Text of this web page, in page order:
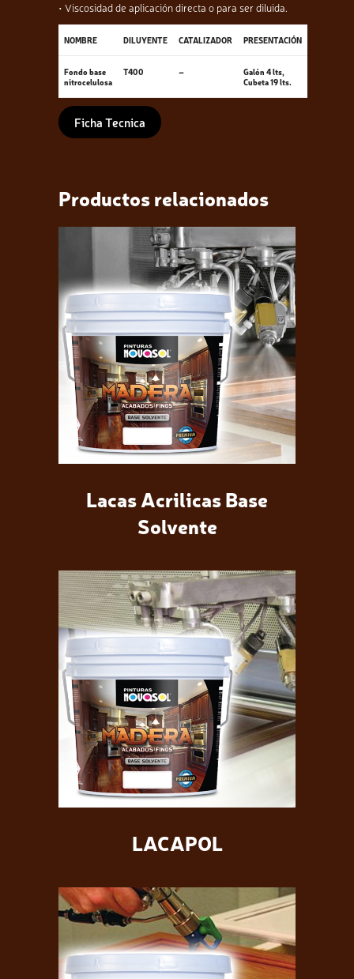
• Viscosidad de aplicación directa o para ser diluida.
NOMBRE DILUYENTE CATALIZADOR PRESENTACIÓN
Fondo base
nitrocelulosa
T400 –
Galón 4 lts,
Cubeta 19 lts.
Ficha Tecnica
Productos relacionados
Lacas Acrilicas Base
Solvente
LACAPOL